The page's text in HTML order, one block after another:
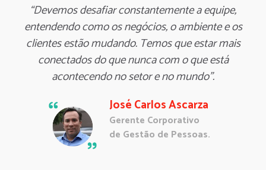
“Devemos desafiar constantemente a equipe,
entendendo como os negócios, o ambiente e os
clientes estão mudando. Temos que estar mais
conectados do que nunca com o que está
acontecendo no setor e no mundo”.
José Carlos Ascarza
Gerente Corporativo
de Gestão de Pessoas.